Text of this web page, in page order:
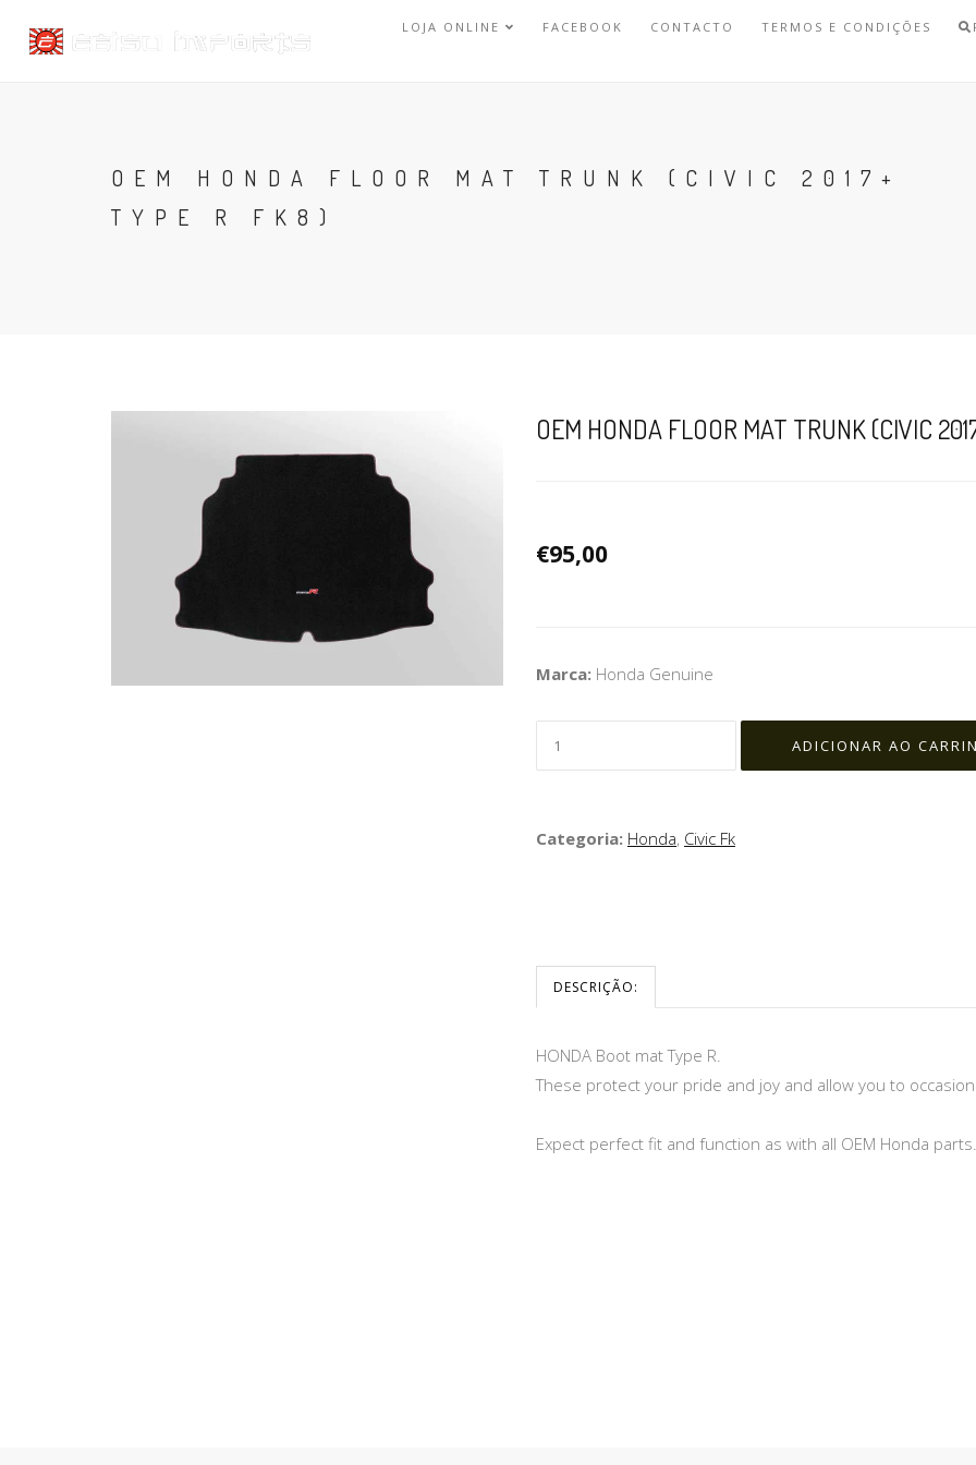
LOJA ONLINE FACEBOOK CONTACTO TERMOS E CONDIÇÕES
OEM HONDA FLOOR MAT TRUNK (CIVIC 2017+
TYPE R FK8)
OEM HONDA FLOOR MAT TRUNK (CIVIC
€95,00
Marca: Honda Genuine
Categoria: Honda, Civic Fk
DESCRIÇÃO:
HONDA Boot mat Type R.
These protect your pride and joy and allow you to
Expect perfect fit and function as with all OEM Honda parts.